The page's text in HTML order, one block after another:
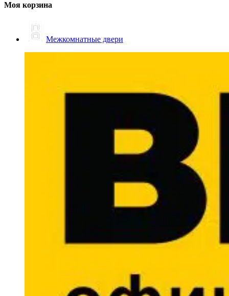
Моя корзина
Межкомнатные двери